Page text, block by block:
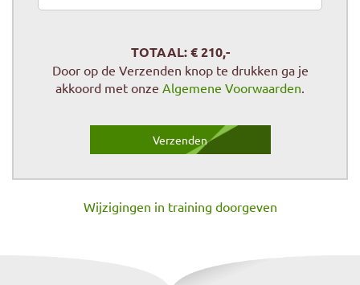
TOTAAL: €210,-
Door op de Verzenden knop te drukken ga je
akkoord met onze Algemene Voorwaarden
Wijzigingen in training doorgeven